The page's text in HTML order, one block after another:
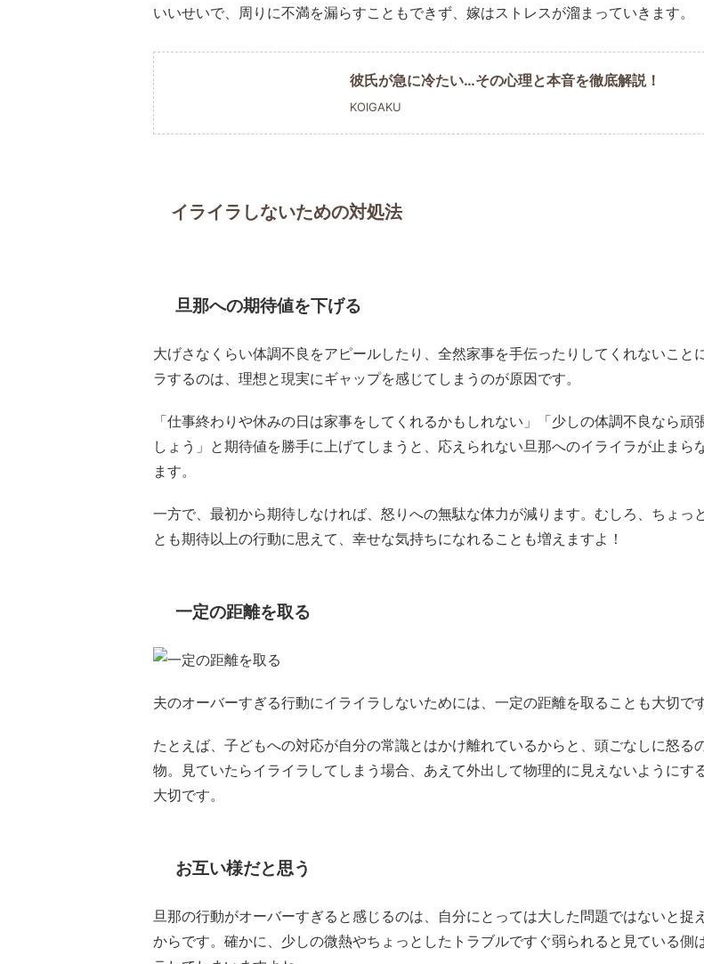
いいせいで、周りに不満を漏らすこともできず、嫁はストレスが溜まっていきます。
彼氏が急に冷たい…その心理と本音を徹底解説！
KOIGAKU
イライラしないための対処法
旦那への期待値を下げる
大げさなくらい体調不良をアピールしたり、全然家事を手伝ったりしてくれないこと
ラするのは、理想と現実にギャップを感じてしまうのが原因です。
「仕事終わりや休みの日は家事をしてくれるかもしれない」「少しの体調不良なら頑
しょう」と期待値を勝手に上げてしまうと、応えられない旦那へのイライラが止まら
ます。
一方で、最初から期待しなければ、怒りへの無駄な体力が減ります。むしろ、ちょっ
とも期待以上の行動に思えて、幸せな気持ちになれることも増えますよ！
一定の距離を取る
夫のオーバーすぎる行動にイライラしないためには、一定の距離を取ることも大切です
たとえば、子どもへの対応が自分の常識とはかけ離れているからと、頭ごなしに怒る
物。見ていたらイライラしてしまう場合、あえて外出して物理的に見えないようにす
大切です。
お互い様だと思う
旦那の行動がオーバーすぎると感じるのは、自分にとっては大した問題ではないと捉
からです。確かに、少しの微熱やちょっとしたトラブルですぐ弱られると見ている側